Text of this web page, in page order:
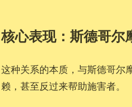
核心表现：斯德哥尔
这种关系的本质，与斯德哥
赖，甚至反过来帮助施害者。